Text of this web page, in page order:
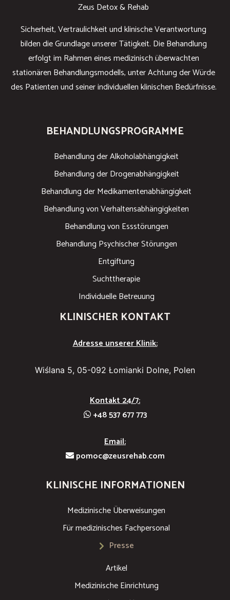
Zeus Detox & Rehab
Sicherheit, Vertraulichkeit und klinische Verantwortung
bilden die Grundlage unserer Tätigkeit. Die Behandlung
erfolgt im Rahmen eines medizinisch überwachten
stationären Behandlungsmodells, unter Achtung der Würde
des Patienten und seiner individuellen klinischen Bedürfnisse.
BEHANDLUNGSPROGRAMME
Behandlung der Alkoholabhängigkeit
Behandlung der Drogenabhängigkeit
Behandlung der Medikamentenabhängigkeit
Behandlung von Verhaltensabhängigkeiten
Behandlung von Essstörungen
Behandlung Psychischer Störungen
Entgiftung
Suchttherapie
Individuelle Betreuung
KLINISCHER KONTAKT
Adresse unserer Klinik:
Wiślana 5, 05-092 Łomianki Dolne, Polen
Kontakt 24/7:
+48 537 677 773
Email:
pomoc@zeusrehab.com
KLINISCHE INFORMATIONEN
Medizinische Überweisungen
Für medizinisches Fachpersonal
Presse
Artikel
Medizinische Einrichtung